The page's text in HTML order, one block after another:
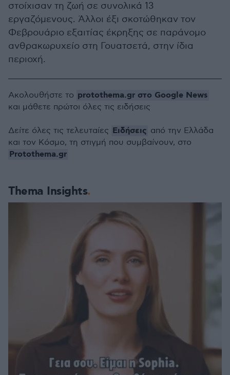
στοίχισαν τη ζωή σε συνολικά 13
εργαζόμενους. Άλλοι έξι σκοτώθηκαν τον
Φεβρουάριο εξαιτίας έκρηξης σε παράνομο
ανθρακωρυχείο στη Γουατσετά, στην ίδια
περιοχή.
Thema Insights
Ακολουθήστε το protothema.gr στο Google News
και μάθετε πρώτοι όλες τις ειδήσεις
Δείτε όλες τις τελευταίες Ειδήσεις από την Ελλάδα
και τον Κόσμο, τη στιγμή που συμβαίνουν, στο
Protothema.gr